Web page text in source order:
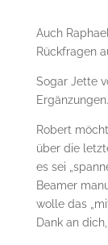
Auch
Rückfragen
Sogar Jette
Ergänzungen.
Robert
über die
es sei
Beamer
wolle das
Dank an